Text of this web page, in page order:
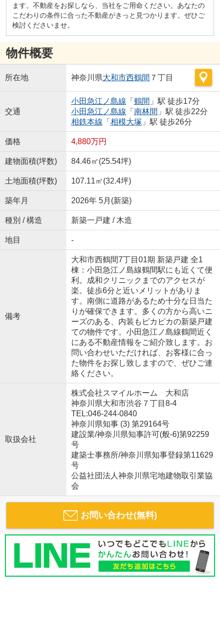
ます。不動産をお探しなら、当社をご用命ください。あなたの
こだわりの条件に合った不動産がきっと見つかります。ぜひご
検討くださいませ。
物件概要
所在地 神奈川県大和市西鶴間 ７丁目
交通
小田急江ノ島線 「 鶴間 」駅 徒歩17分
小田急江ノ島線 「 南林間 」駅 徒歩22分
相鉄本線 「 相模大塚 」駅 徒歩26分
価格 4,880万円
建物面積(坪数) 84.46㎡(25.54坪)
土地面積(坪数) 107.11㎡(32.4坪)
築年月 2026年 5月(新築)
種別 / 構造 新築一戸建 / 木造
地目 -
備考
大和市西鶴間7丁目01期 新築戸建 全1
棟：小田急江ノ島線鶴間駅にも近くて便
利。成和クリニックまでのアクセスが
楽。徒歩6分と近いメリットがありま
す。南側に道路があるため十分な日当た
りが確保できます。多くの方から高いニ
ーズのある、内装もピカピカの新築戸建
ての物件です。小田急江ノ島線鶴間近く
にある不動産情報をご紹介致します。お
問い合わせいただければ、お客様に合っ
た物件をお探し致しますので、ぜひご連
絡ください。
取扱会社
株式会社スマイルホーム 大和店
神奈川県大和市渋谷７丁目8-4
TEL:046-244-0840
神奈川県知事 (3) 第29164号
建設業/神奈川県知事許可(般-6)第92259
号
建築士事務所/神奈川県知事登録第11629
号
公益社団法人神奈川県宅地建物取引業協
会
お問い合わせ(無料)